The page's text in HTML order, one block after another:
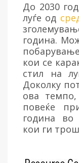
До 2030
луѓе од
година.
кои се
стил на
Доколку
ова
повеќе
година во
кои ги